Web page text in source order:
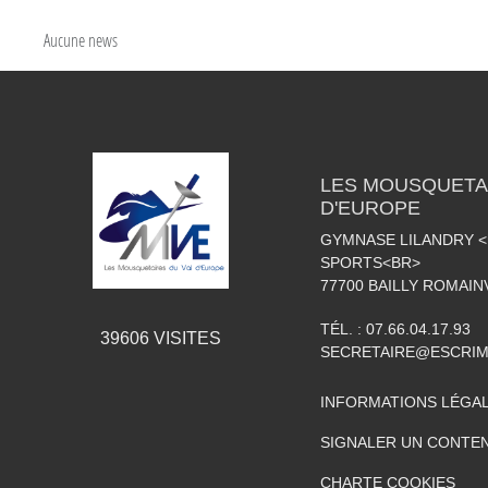
Aucune news
39606VISITES
LES
D'EUROPE
GYMNASE LILANDRY
SPORTS<BR>
77700 BAILLY
TÉL. : 07.66.04.17.93
INFORMATIONS
SIGNALER UN
CHARTE COOKIES